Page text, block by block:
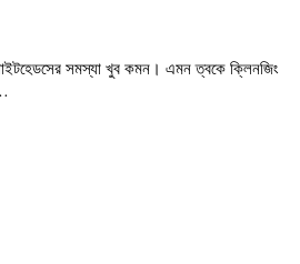
সমস্যা খুব কমন। এমন ত্বকে ক্লিনজিং